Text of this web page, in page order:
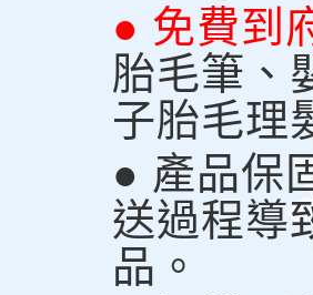
● 免費到
胎毛筆、
子胎毛理
● 產品保
送過程導
品。